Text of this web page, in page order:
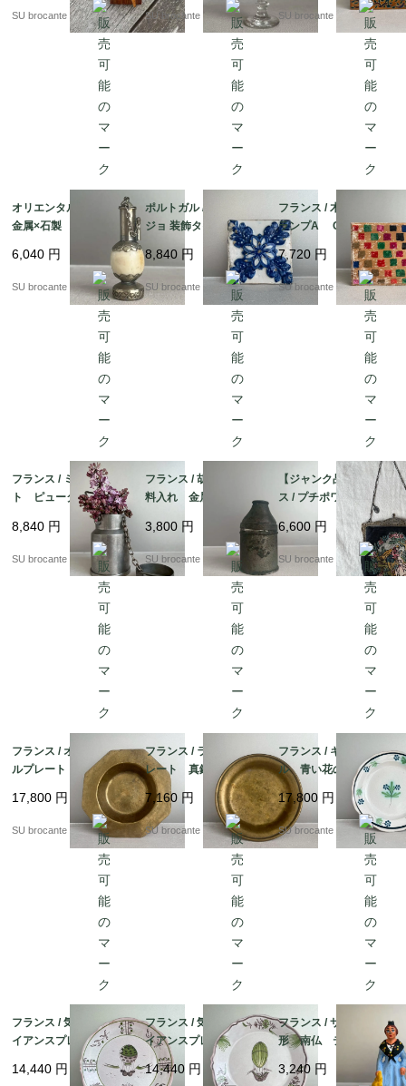
SU brocante SU brocante SU brocante
オリエンタル香水瓶
金属×石製
6,040 円
SU brocante
ポルトガル / アズレー
ジョ 装飾タイル
8,840 円
SU brocante
フランス / 木箱入りト
ランプA CATELスタ
ンプ マルチカラー
モザイク柄
7,720 円
SU brocante
フランス / ミルクポッ
ト ピューター製
8,840 円
SU brocante
フランス / 胡椒・香辛
料入れ 金属製
3,800 円
SU brocante
【ジャンク品】フラン
ス / プチポワン刺繍
6,600 円
SU brocante
フランス / オクトゴナ
ルプレート 真鍮製
17,800 円
SU brocante
フランス / ラウンドプ
レート 真鍮製
7,160 円
SU brocante
フランス / キュノワー
ル 青い花のプレー
ト 陶器
17,800 円
SU brocante
フランス / 気球のファ
イアンスプレートB
14,440 円
フランス / 気球のファ
イアンスプレートA
陶器
14,440 円
フランス / サントン人
形 南仏 テラコッタ
素焼き
3,240 円